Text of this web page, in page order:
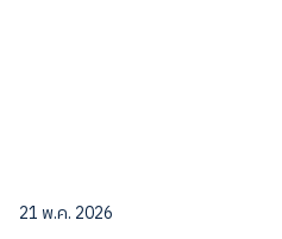
21 พ.ค. 2026